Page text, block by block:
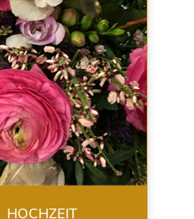
HOCHZEIT
HOCHZEIT